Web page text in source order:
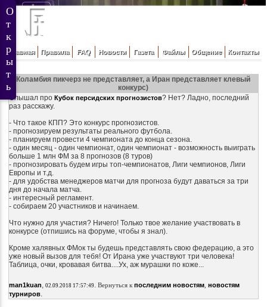
Главная Правила FAQ Новости Газета Файлы Общение Контакты
Коламбия пикчерз не представляет, а Иран представляет клевый
конкурс)
Слышал про Кубок персидских прогнозистов? Нет? Ладно, последний
раз расскажу.
- Что такое КПП? Это конкурс прогнозистов.
- прогнозируем результаты реального футбола.
- планируем провести 4 чемпионата до конца сезона.
- один месяц - один чемпионат, один чемпионат - возможность выиграть
больше 1 млн ФМ за 8 прогнозов (8 туров)
- прогнозировать будем игры топ-чемпионатов, Лиги чемпионов, Лиги
Европы и т.д.
- для удобства менеджеров матчи для прогноза будут даваться за три
дня до начала матча.
- интересный регламент.
- собираем 20 участников и начинаем.
Что нужно для участия? Ничего! Только твое желание участвовать в
конкурсе (отпишись на форуме, чтобы я знал).
Кроме халявных ФМок ты будешь представлять свою федерацию, а это
уже новый вызов для тебя! От Ирана уже участвуют три человека!
Таблица, очки, кровавая битва....Ух, аж мурашки по коже...
man1kuan, 02.09.2018 17:57:49. Вернуться к последним новостям, новостям
турниров.